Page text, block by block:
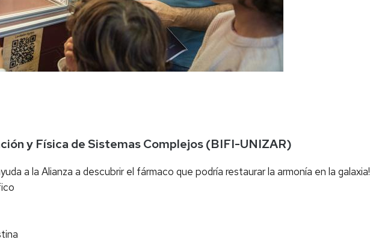
y Física de Sistemas Complejos (BIFI-UNIZAR)
a la Alianza a descubrir el fármaco que podría restaurar la armonía en la galaxia!